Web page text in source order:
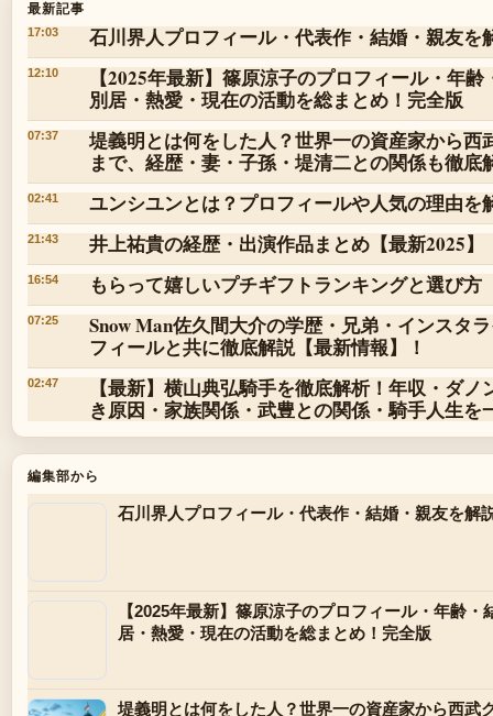
最新記事
17:03 石川界人プロフィール・代表作・結婚・親友を
12:10
【2025年最新】篠原涼子のプロフィール・年
別居・熱愛・現在の活動を総まとめ！完全版
07:37
堤義明とは何をした人？世界一の資産家から西
まで、経歴・妻・子孫・堤清二との関係も徹底
02:41 ユンシユンとは？プロフィールや人気の理由を
21:43 井上祐貴の経歴・出演作品まとめ【最新2025】
16:54 もらって嬉しいプチギフトランキングと選び方
07:25
Snow Man佐久間大介の学歴・兄弟・インスタ
フィールと共に徹底解説【最新情報】！
02:47
【最新】横山典弘騎手を徹底解析！年収・ダノ
き原因・家族関係・武豊との関係・騎手人生を
編集部から
石川界人プロフィール・代表作・結婚・親友を解
【2025年最新】篠原涼子のプロフィール・年齢・
居・熱愛・現在の活動を総まとめ！完全版
堤義明とは何をした人？世界一の資産家から西武